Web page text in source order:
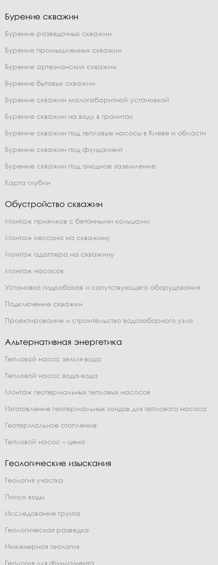
Бурение скважин
Бурение разведочных скважин
Бурение промышленных скважин
Бурение артезианских скважин
Бурение бытовых скважин
Бурение скважин малогабаритной установкой
Бурение скважин на воду в гранитах
Бурение скважин под тепловые насосы в Киеве и области
Бурение скважин под фундамент
Бурение скважин под анодное заземление
Карта глубин
Обустройство скважин
Монтаж приямков с бетонными кольцами
Монтаж кессона на скважину
Монтаж адаптера на скважину
Монтаж насосов
Установка гидробаков и сопутствующего оборудования
Подключение скважин
Проектирование и строительство водозаборного узла
Альтернативная энергетика
Тепловой насос земля-вода
Тепловой насос вода-вода
Монтаж геотермальных тепловых насосов
Изготовление геотермальных зондов для теплового насоса
Геотермальное отопление
Тепловой насос – цена
Геологические изыскания
Геология участка
Поиск воды
Исследование грунта
Геологическая разведка
Инженерная геология
Геология для фундамента